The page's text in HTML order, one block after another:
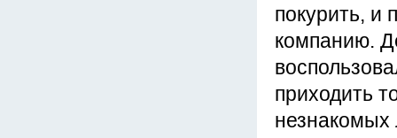
покурить, и
компанию.
приходить
незнакомых